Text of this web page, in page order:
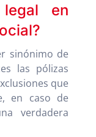
legal en
sinónimo de
las pólizas
que
en caso de
verdadera